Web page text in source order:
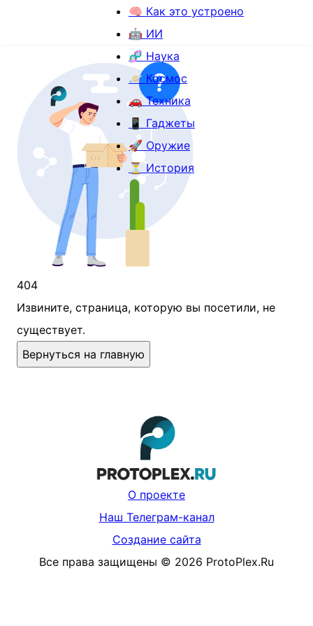
🧠 Как это устроено
🤖 ИИ
🧬 Наука
🪐 Космос
🚗 Техника
📱 Гаджеты
🚀 Оружие
⏳ История
404
Извините, страница, которую вы посетили, не
существует.
Вернуться на главную
О проекте
Наш Телеграм-канал
Создание сайта
Все права защищены © 2026 ProtoPlex.Ru